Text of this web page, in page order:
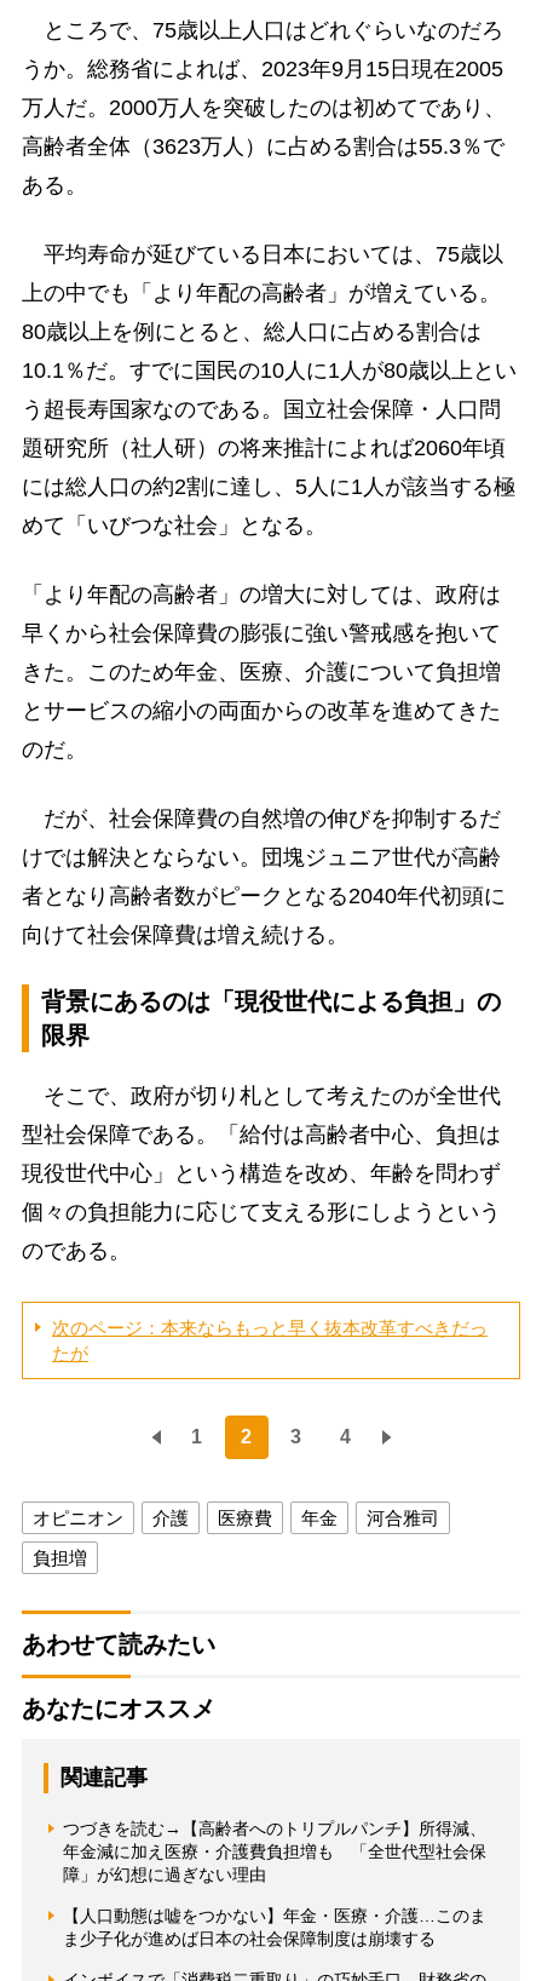
ところで、75歳以上人口はどれぐらいなのだろ
うか。総務省によれば、2023年9月15日現在2005
万人だ。2000万人を突破したのは初めてであり、
高齢者全体（3623万人）に占める割合は55.3％で
ある。
平均寿命が延びている日本においては、75歳以
上の中でも「より年配の高齢者」が増えている。
80歳以上を例にとると、総人口に占める割合は
10.1％だ。すでに国民の10人に1人が80歳以上とい
う超長寿国家なのである。国立社会保障・人口問
題研究所（社人研）の将来推計によれば2060年頃
には総人口の約2割に達し、5人に1人が該当する極
めて「いびつな社会」となる。
「より年配の高齢者」の増大に対しては、政府は
早くから社会保障費の膨張に強い警戒感を抱いて
きた。このため年金、医療、介護について負担増
とサービスの縮小の両面からの改革を進めてきた
のだ。
だが、社会保障費の自然増の伸びを抑制するだ
けでは解決とならない。団塊ジュニア世代が高齢
者となり高齢者数がピークとなる2040年代初頭に
向けて社会保障費は増え続ける。
背景にあるのは「現役世代による負担」の
限界
そこで、政府が切り札として考えたのが全世代
型社会保障である。「給付は高齢者中心、負担は
現役世代中心」という構造を改め、年齢を問わず
個々の負担能力に応じて支える形にしようという
のである。
次のページ：本来ならもっと早く抜本改革すべきだっ
たが
1 2 3 4
オピニオン 介護 医療費 年金
河合雅司
負担増
あわせて読みたい
あなたにオススメ
関連記事
つづきを読む→【高齢者へのトリプルパンチ】所得減、
年金減に加え医療・介護費負担増も 「全世代型社会保
障」が幻想に過ぎない理由
【人口動態は嘘をつかない】年金・医療・介護…このま
ま少子化が進めば日本の社会保障制度は崩壊する